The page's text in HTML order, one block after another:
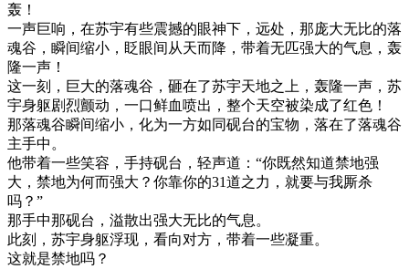
轰！
一声巨响，在苏宇有些震撼的眼神下，远处，那庞大无比的落
魂谷，瞬间缩小，眨眼间从天而降，带着无匹强大的气息，轰
隆一声！
这一刻，巨大的落魂谷，砸在了苏宇天地之上，轰隆一声，苏
宇身躯剧烈颤动，一口鲜血喷出，整个天空被染成了红色！
那落魂谷瞬间缩小，化为一方如同砚台的宝物，落在了落魂谷
主手中。
他带着一些笑容，手持砚台，轻声道：“你既然知道禁地强
大，禁地为何而强大？你靠你的31道之力，就要与我厮杀
吗？”
那手中那砚台，溢散出强大无比的气息。
此刻，苏宇身躯浮现，看向对方，带着一些凝重。
这就是禁地吗？